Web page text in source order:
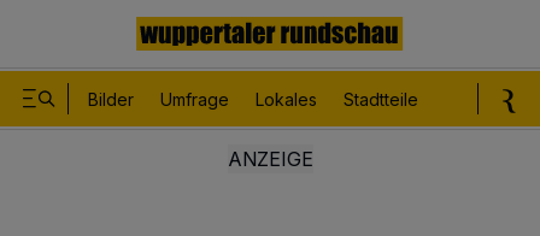
Bilder Umfrage Lokales Stadtteile